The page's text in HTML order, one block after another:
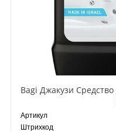
Артикул
Штрихкод